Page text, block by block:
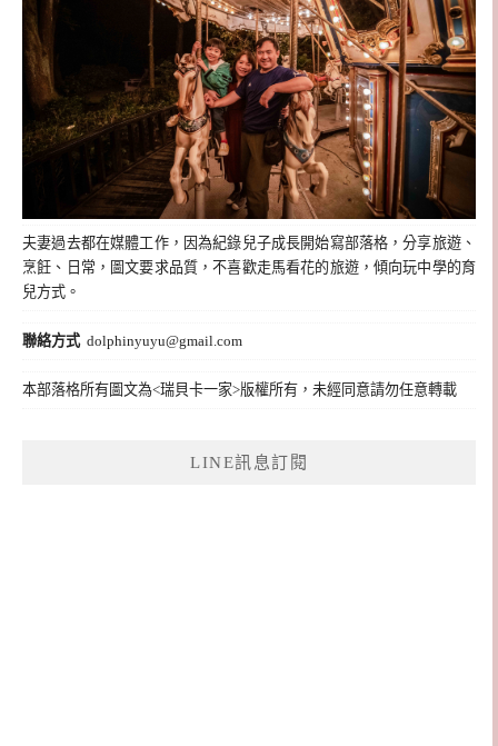
夫妻過去都在媒體工作，因為紀錄兒子成長開始寫部落格，分享旅遊、
烹飪、日常，圖文要求品質，不喜歡走馬看花的旅遊，傾向玩中學的育
兒方式。
聯絡方式 dolphinyuyu@gmail.com
本部落格所有圖文為<瑞貝卡一家>版權所有，未經同意請勿任意轉載
LINE訊息訂閱